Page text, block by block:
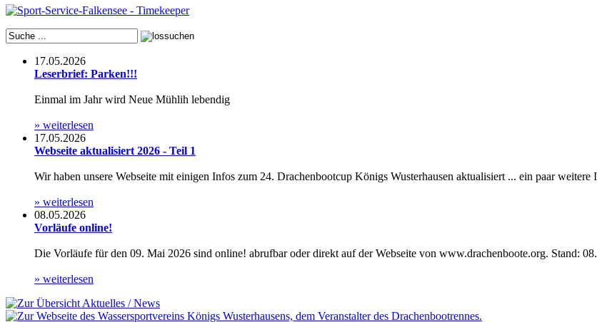
17.05.2026
Leserbrief: Parken!!!
Einmal im Jahr wird Neue Mühlih lebendig
» weiterlesen
17.05.2026
Webseite aktualisiert 2026 - Teil 1
Wir haben unsere Webseite mit einigen Infos zum 24. Drachenbootcup Königs Wusterhausen aktualisiert ... ein paar weitere
» weiterlesen
08.05.2026
Vorläufe online!
Die Vorläufe für den 09. Mai 2026 sind online! abrufbar oder direkt auf der Webseite von www.drachenboote.org. Stand:
» weiterlesen